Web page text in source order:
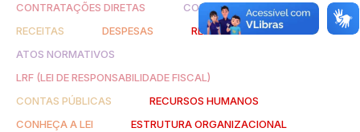
CONTRATAÇÕES DIRETAS
CONTRATOS
RECEITAS
DESPESAS
REPASSES
ATOS NORMATIVOS
LRF (LEI DE RESPONSABILIDADE FISCAL)
CONTAS PÚBLICAS
RECURSOS HUMANOS
CONHEÇA A LEI
ESTRUTURA ORGANIZACIONAL